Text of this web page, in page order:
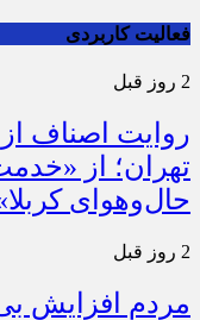
فعالیت کاربردی
2 روز قبل
روایت اصناف از
تهران؛ از
حال‌وهوای
2 روز قبل
مردم افزایش بی